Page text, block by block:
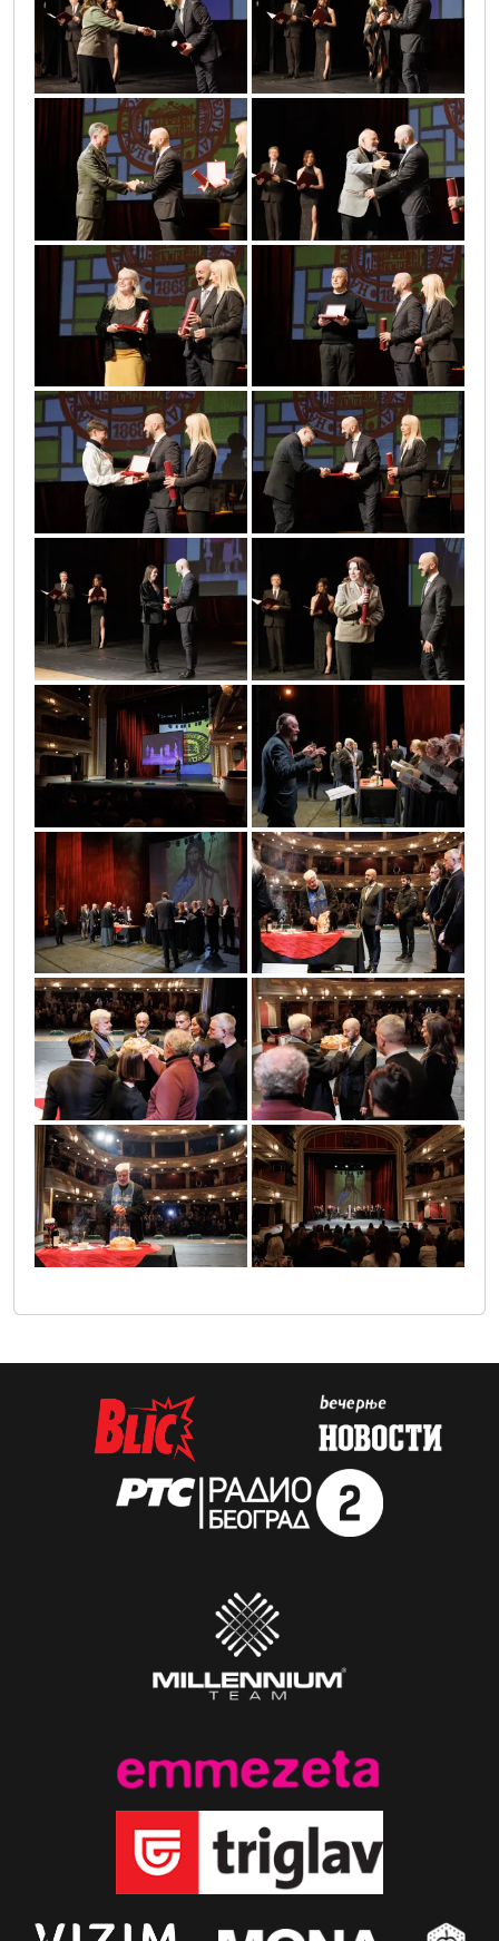
slava_narodnog_pozorista_5slava_narodnog_pozorista_6
slava_narodnog_pozorista_7slava_narodnog_pozorista_8
slava_narodnog_pozorista_9slava_narodnog_pozorista_10
slava_narodnog_pozorista_11slava_narodnog_pozorista_12
slava_narodnog_pozorista_13slava_narodnog_pozorista_14
slava_narodnog_pozorista_15slava_narodnog_pozorista_16
slava_narodnog_pozorista_17slava_narodnog_pozorista_18
slava_narodnog_pozorista_19slava_narodnog_pozorista_20
slava_narodnog_pozorista_21slava_narodnog_pozorista_22